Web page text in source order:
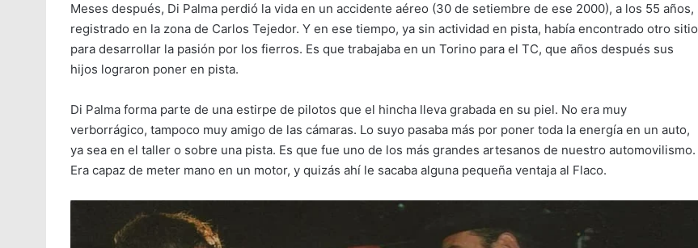
Meses después, Di Palma perdió la vida en un accidente aéreo (30 de setiembre de ese 2000), a los 55 años,
registrado en la zona de Carlos Tejedor. Y en ese tiempo, ya sin actividad en pista, había encontrado otro sitio
para desarrollar la pasión por los fierros. Es que trabajaba en un Torino para el TC, que años después sus
hijos lograron poner en pista.
Di Palma forma parte de una estirpe de pilotos que el hincha lleva grabada en su piel. No era muy
verborrágico, tampoco muy amigo de las cámaras. Lo suyo pasaba más por poner toda la energía en un auto,
ya sea en el taller o sobre una pista. Es que fue uno de los más grandes artesanos de nuestro automovilismo.
Era capaz de meter mano en un motor, y quizás ahí le sacaba alguna pequeña ventaja al Flaco.